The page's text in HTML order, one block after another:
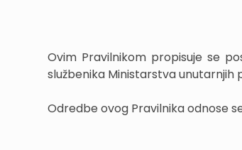
Ovim Pravilnikom propisuje se
službenika Ministarstva unutarnjih
Odredbe ovog Pravilnika odnose